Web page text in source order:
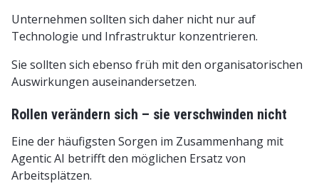
Unternehmen sollten sich daher nicht nur auf
Technologie und Infrastruktur konzentrieren.
Sie sollten sich ebenso früh mit den organisatorischen
Auswirkungen auseinandersetzen.
Rollen verändern sich – sie verschwinden nicht
Eine der häufigsten Sorgen im Zusammenhang mit
Agentic AI betrifft den möglichen Ersatz von
Arbeitsplätzen.